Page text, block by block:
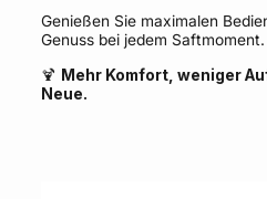
Genießen Sie maximalen
Genuss bei jedem Saftmoment.
🍹 Mehr Komfort, weniger
Neue.